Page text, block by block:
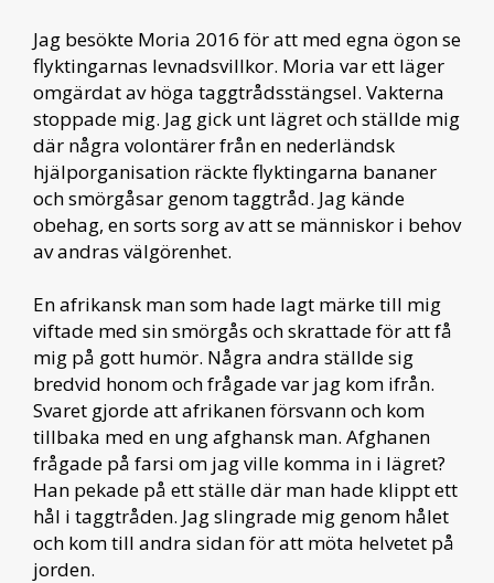
Jag besökte Moria 2016 för att med egna ögon se
flyktingarnas levnadsvillkor. Moria var ett läger
omgärdat av höga taggtrådsstängsel. Vakterna
stoppade mig. Jag gick unt lägret och ställde mig
där några volontärer från en nederländsk
hjälporganisation räckte flyktingarna bananer
och smörgåsar genom taggtråd. Jag kände
obehag, en sorts sorg av att se människor i behov
av andras välgörenhet.
En afrikansk man som hade lagt märke till mig
viftade med sin smörgås och skrattade för att få
mig på gott humör. Några andra ställde sig
bredvid honom och frågade var jag kom ifrån.
Svaret gjorde att afrikanen försvann och kom
tillbaka med en ung afghansk man. Afghanen
frågade på farsi om jag ville komma in i lägret?
Han pekade på ett ställe där man hade klippt ett
hål i taggtråden. Jag slingrade mig genom hålet
och kom till andra sidan för att möta helvetet på
jorden.